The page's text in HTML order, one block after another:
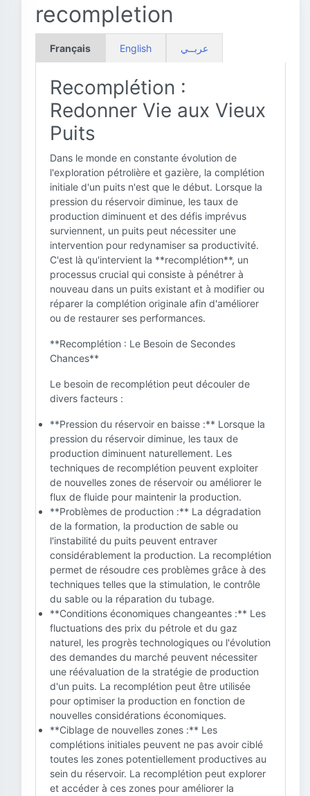
recompletion
Français English عربــي
Recomplétion :
Redonner Vie aux Vieux
Puits
Dans le monde en constante évolution de
l'exploration pétrolière et gazière, la complétion
initiale d'un puits n'est que le début. Lorsque la
pression du réservoir diminue, les taux de
production diminuent et des défis imprévus
surviennent, un puits peut nécessiter une
intervention pour redynamiser sa productivité.
C'est là qu'intervient la **recomplétion**, un
processus crucial qui consiste à pénétrer à
nouveau dans un puits existant et à modifier ou
réparer la complétion originale afin d'améliorer
ou de restaurer ses performances.
**Recomplétion : Le Besoin de Secondes
Chances**
Le besoin de recomplétion peut découler de
divers facteurs :
**Pression du réservoir en baisse :** Lorsque la
pression du réservoir diminue, les taux de
production diminuent naturellement. Les
techniques de recomplétion peuvent exploiter
de nouvelles zones de réservoir ou améliorer le
flux de fluide pour maintenir la production.
**Problèmes de production :** La dégradation
de la formation, la production de sable ou
l'instabilité du puits peuvent entraver
considérablement la production. La recomplétion
permet de résoudre ces problèmes grâce à des
techniques telles que la stimulation, le contrôle
du sable ou la réparation du tubage.
**Conditions économiques changeantes :** Les
fluctuations des prix du pétrole et du gaz
naturel, les progrès technologiques ou l'évolution
des demandes du marché peuvent nécessiter
une réévaluation de la stratégie de production
d'un puits. La recomplétion peut être utilisée
pour optimiser la production en fonction de
nouvelles considérations économiques.
**Ciblage de nouvelles zones :** Les
complétions initiales peuvent ne pas avoir ciblé
toutes les zones potentiellement productives au
sein du réservoir. La recomplétion peut explorer
et accéder à ces zones pour améliorer la